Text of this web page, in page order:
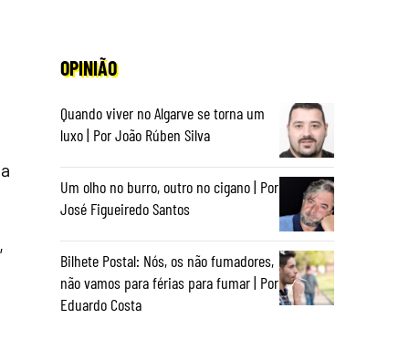
OPINIÃO
Quando viver no Algarve se torna um
luxo | Por João Rúben Silva
Um olho no burro, outro no cigano | Por
José Figueiredo Santos
Bilhete Postal: Nós, os não fumadores,
não vamos para férias para fumar | Por
Eduardo Costa